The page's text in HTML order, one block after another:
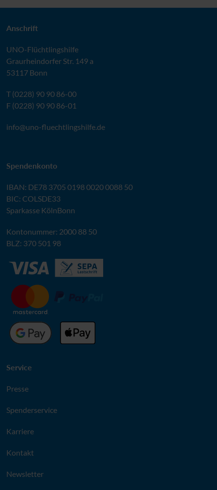
Anschrift
UNO-Flüchtlingshilfe
Graurheindorfer Str. 149 a
53117 Bonn
T (0228) 90 90 86-00
F (0228) 90 90 86-01
info@uno-fluechtlingshilfe.de
Spendenkonto
IBAN: DE78 3705 0198 0020 0088 50
BIC: COLSDE33
Sparkasse KölnBonn
Kontonummer: 2000 88 50
BLZ: 370 501 98
Service
Presse
Spenderservice
Karriere
Kontakt
Newsletter